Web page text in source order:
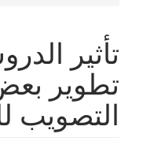
تأثير
تطوير
التصويب